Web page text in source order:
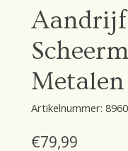
Artikelnummer:
€79,99